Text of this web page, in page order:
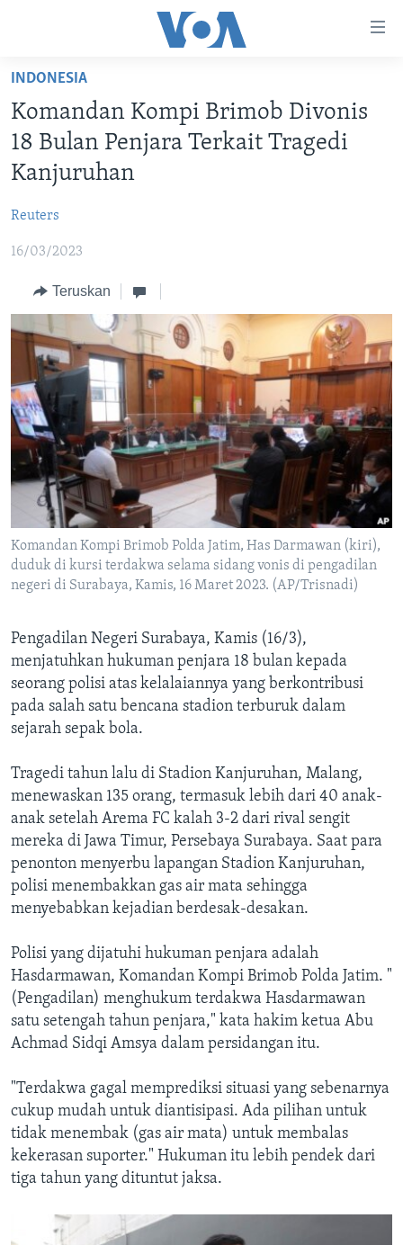
Akses
Lanjut
ke
Konten
Utama
ke
Utama
Lanjut
Pencarian
VIDEO
POLYGRAPH
DAFTAR PROGRAM
Bahasa-bahasa
INDONESIA
Komandan Kompi Brimob Divonis
18 Bulan Penjara Terkait Tragedi
Kanjuruhan
Reuters
16/03/2023
Teruskan
Komandan Kompi Brimob Polda Jatim, Has Darmawan (kiri),
duduk di kursi terdakwa selama sidang vonis di pengadilan
negeri di Surabaya, Kamis, 16 Maret 2023. (AP/Trisnadi)
Pengadilan Negeri Surabaya, Kamis (16/3),
menjatuhkan hukuman penjara 18 bulan kepada
seorang polisi atas kelalaiannya yang berkontribusi
pada salah satu bencana stadion terburuk dalam
sejarah sepak bola.
Tragedi tahun lalu di Stadion Kanjuruhan, Malang,
menewaskan 135 orang, termasuk lebih dari 40 anak-
anak setelah Arema FC kalah 3-2 dari rival sengit
mereka di Jawa Timur, Persebaya Surabaya. Saat para
penonton menyerbu lapangan Stadion Kanjuruhan,
polisi menembakkan gas air mata sehingga
menyebabkan kejadian berdesak-desakan.
Polisi yang dijatuhi hukuman penjara adalah
Hasdarmawan, Komandan Kompi Brimob Polda Jatim. "
(Pengadilan) menghukum terdakwa Hasdarmawan
satu setengah tahun penjara," kata hakim ketua Abu
Achmad Sidqi Amsya dalam persidangan itu.
"Terdakwa gagal memprediksi situasi yang sebenarnya
cukup mudah untuk diantisipasi. Ada pilihan untuk
tidak menembak (gas air mata) untuk membalas
kekerasan suporter." Hukuman itu lebih pendek dari
tiga tahun yang dituntut jaksa.